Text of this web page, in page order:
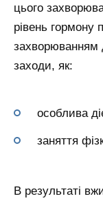
цього
рівень гормону
захворюванням
заходи, як:
особлива
заняття
В результаті